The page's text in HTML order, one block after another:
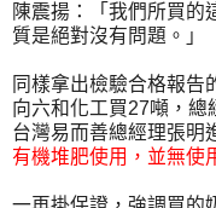
陳震揚：「我們所買的
質是絕對沒有問題。」
同樣拿出檢驗合格報告
向六和化工買27噸，總
台灣易而善總經理張明
有機堆肥使用，並無使